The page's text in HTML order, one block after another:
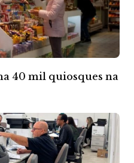
40 mil quiosques na